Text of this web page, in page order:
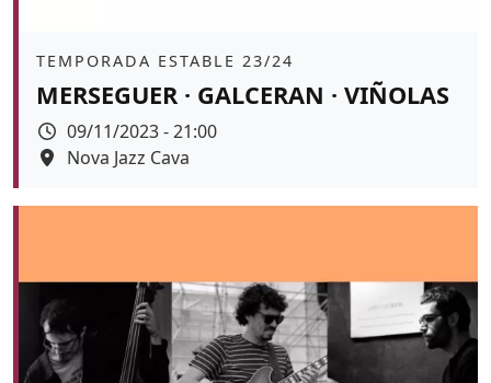
Àmbit
TEMPORADA ESTABLE 23/24
MERSEGUER · GALCERAN · VIÑOLAS
Data
09/11/2023 - 21:00
Espai
Nova Jazz Cava